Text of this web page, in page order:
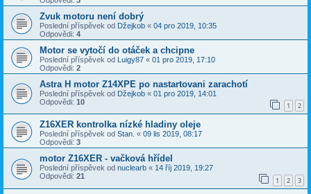
Zvuk motoru není dobrý
Poslední příspěvek od Džejkob « 04 pro 2019, 10:35
Odpovědi: 4
Motor se vytočí do otáček a chcipne
Poslední příspěvek od Luigy87 « 01 pro 2019, 17:10
Odpovědi: 2
Astra H motor Z14XPE po nastartovani zarachotí
Poslední příspěvek od Džejkob « 01 pro 2019, 14:01
Odpovědi: 10 1 2
Z16XER kontrolka nízké hladiny oleje
Poslední příspěvek od Stan. « 09 lis 2019, 08:17
Odpovědi: 3
motor Z16XER - vačková hřídel
Poslední příspěvek od nuclearb « 14 říj 2019, 19:27
Odpovědi: 21 1 2 3